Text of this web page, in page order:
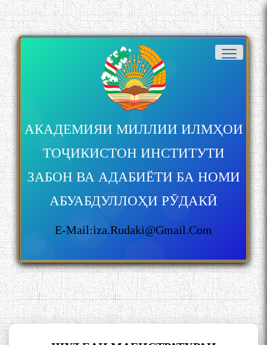
АКАДЕМИЯИ МИЛЛИИ ИЛМҲОИ
ТОҶИКИСТОН ИНСТИТУТИ
ЗАБОН ВА АДАБИЁТИ БА НОМИ
АБУАБДУЛЛОҲИ РӮДАКӢ
E-Mail:iza.rudaki@gmail.com